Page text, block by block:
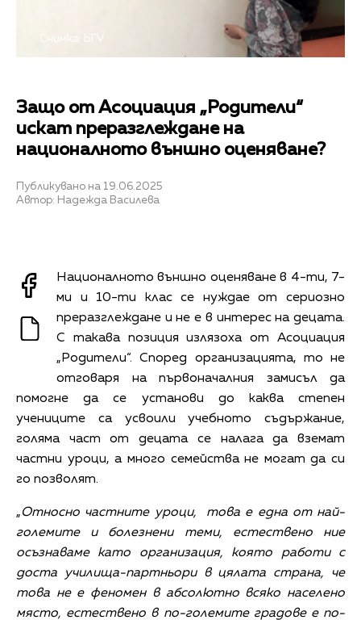
Снимка: bTV
Защо от Асоциация „Родители“
искат преразглеждане на
националното външно оценяване?
Публикувано на 19.06.2025
Автор: Надежда Василева
Националното външно оценяване в 4-ти, 7-
ми и 10-ти клас се нуждае от сериозно
преразглеждане и не е в интерес на децата.
С такава позиция излязоха от Асоциация
„Родители“. Според организацията, то не
отговаря на първоначалния замисъл да
помогне да се установи до каква степен
учениците са усвоили учебното съдържание,
голяма част от децата се налага да вземат
частни уроци, а много семейства не могат да си
го позволят.
„Относно частните уроци, това е една от най-
големите и болезнени теми, естествено ние
осъзнаваме като организация, която работи с
доста училища-партньори в цялата страна, че
това не е феномен в абсолютно всяко населено
място, естествено в по-големите градове е по-